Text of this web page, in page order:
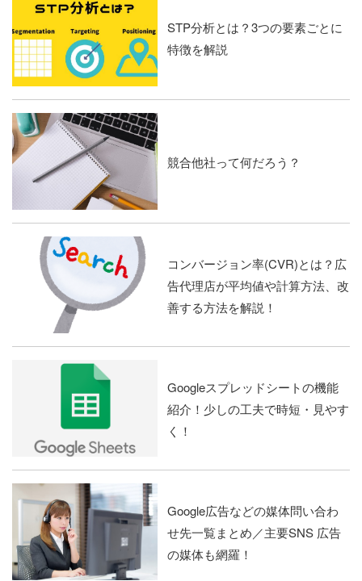
STP分析とは？3つの要素ごとに
特徴を解説
競合他社って何だろう？
コンバージョン率(CVR)とは？広
告代理店が平均値や計算方法、改
善する方法を解説！
Googleスプレッドシートの機能
紹介！少しの工夫で時短・見やす
く！
Google広告などの媒体問い合わ
せ先一覧まとめ／主要SNS 広告
の媒体も網羅！